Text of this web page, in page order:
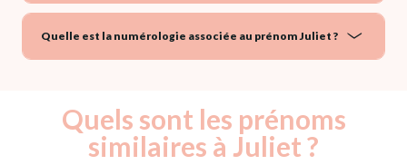
Quelle est la numérologie associée au prénom Juliet ?
Quels sont les prénoms
similaires à Juliet ?